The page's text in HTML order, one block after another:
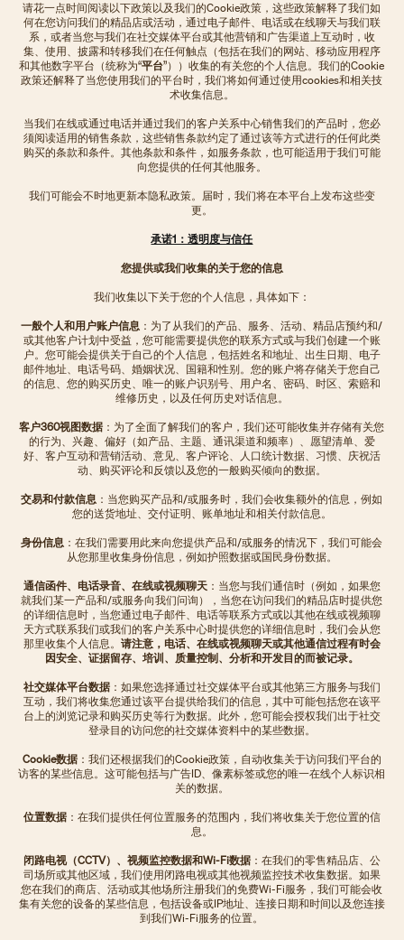
请花一点时间阅读以下政策以及我们的Cookie政策，这些政策解释了我们如
何在您访问我们的精品店或活动，通过电子邮件、电话或在线聊天与我们联
系，或者当您与我们在社交媒体平台或其他营销和广告渠道上互动时，收
集、使用、披露和转移我们在任何触点（包括在我们的网站、移动应用程序
和其他数字平台（统称为“平台”））收集的有关您的个人信息。我们的Cookie
政策还解释了当您使用我们的平台时，我们将如何通过使用cookies和相关技
术收集信息。
当我们在线或通过电话并通过我们的客户关系中心销售我们的产品时，您必
须阅读适用的销售条款，这些销售条款约定了通过该等方式进行的任何此类
购买的条款和条件。其他条款和条件，如服务条款，也可能适用于我们可能
向您提供的任何其他服务。
我们可能会不时地更新本隐私政策。届时，我们将在本平台上发布这些变
更。
承诺1：透明度与信任
您提供或我们收集的关于您的信息
我们收集以下关于您的个人信息，具体如下：
一般个人和用户账户信息 ：为了从我们的产品、服务、活动、精品店预约和/
或其他客户计划中受益，您可能需要提供您的联系方式或与我们创建一个账
户。您可能会提供关于自己的个人信息，包括姓名和地址、出生日期、电子
邮件地址、电话号码、婚姻状况、国籍和性别。您的账户将存储关于您自己
的信息、您的购买历史、唯一的账户识别号、用户名、密码、时区、索赔和
维修历史，以及任何历史对话信息。
客户360视图数据 ：为了全面了解我们的客户，我们还可能收集并存储有关您
的行为、兴趣、偏好（如产品、主题、通讯渠道和频率）、愿望清单、爱
好、客户互动和营销活动、意见、客户评论、人口统计数据、习惯、庆祝活
动、购买评论和反馈以及您的一般购买倾向的数据。
交易和付款信息 ：当您购买产品和/或服务时，我们会收集额外的信息，例如
您的送货地址、交付证明、账单地址和相关付款信息。
身份信息 ：在我们需要用此来向您提供产品和/或服务的情况下，我们可能会
从您那里收集身份信息，例如护照数据或国民身份数据。
通信函件、电话录音、在线或视频聊天：当您与我们通信时（例如，如果您
就我们某一产品和/或服务向我们问询），当您在访问我们的精品店时提供您
的详细信息时，当您通过电子邮件、电话等联系方式或以其他在线或视频聊
天方式联系我们或我们的客户关系中心时提供您的详细信息时，我们会从您
那里收集个人信息。 请注意，电话、在线或视频聊天或其他通信过程有时会
因安全、证据留存、培训、质量控制、分析和开发目的而被记录。
社交媒体平台数据：如果您选择通过社交媒体平台或其他第三方服务与我们
互动，我们将收集您通过该平台提供给我们的信息，其中可能包括您在该平
台上的浏览记录和购买历史等行为数据。此外，您可能会授权我们出于社交
登录目的访问您的社交媒体资料中的某些数据。
Cookie数据：我们还根据我们的Cookie政策，自动收集关于访问我们平台的
访客的某些信息。这可能包括与广告ID、像素标签或您的唯一在线个人标识相
关的数据。
位置数据：在我们提供任何位置服务的范围内，我们将收集关于您位置的信
息。
闭路电视（CCTV）、视频监控数据和Wi-Fi数据：在我们的零售精品店、公
司场所或其他区域，我们使用闭路电视或其他视频监控技术收集数据。如果
您在我们的商店、活动或其他场所注册我们的免费Wi-Fi服务，我们可能会收
集有关您的设备的某些信息，包括设备或IP地址、连接日期和时间以及您连接
到我们Wi-Fi服务的位置。